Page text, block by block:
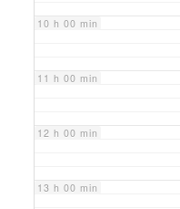
10 h 00 min
11 h 00 min
12 h 00 min
13 h 00 min